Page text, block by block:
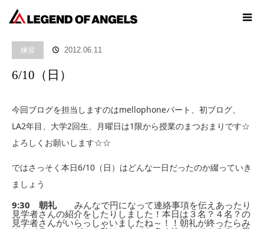
ブログ
練習 6/10（日）
練習 2012.06.11
6/10（日）
今回ブログを担当しますのはmellophoneパート、初ブログ、
LA2年目、大学2回生、月曜日は1限から授業のまつおまりです☆
よろしくお願いします☆☆
ではさっそく本日6/10（日）はどんな一日だったのか綴っていき
ましょう
9:30 朝礼 みんなで円になって連絡事項を伝えあったり
見学者さんの紹介をしたりしました！本日は３名？４名？の
見学者さんがいらっしゃいましたね～！！朝礼が終ったらみ